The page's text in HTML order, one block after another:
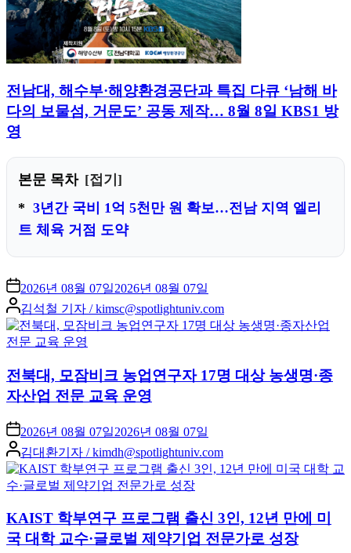
전남대, 해수부·해양환경공단과 특집 다큐 ‘남해 바
다의 보물섬, 거문도’ 공동 제작… 8월 8일 KBS1 방
영
본문 목차
접기
3년간 국비 1억 5천만 원 확보…전남 지역 엘리
트 체육 거점 도약
2026년 08월 07일2026년 08월 07일
Posted
by
김석철 기자 / kimsc@spotlightuniv.com
전북대, 모잠비크 농업연구자 17명 대상 농생명·종
자산업 전문 교육 운영
2026년 08월 07일2026년 08월 07일
Posted
by
김대환기자 / kimdh@spotlightuniv.com
KAIST 학부연구 프로그램 출신 3인, 12년 만에 미
국 대학 교수·글로벌 제약기업 전문가로 성장